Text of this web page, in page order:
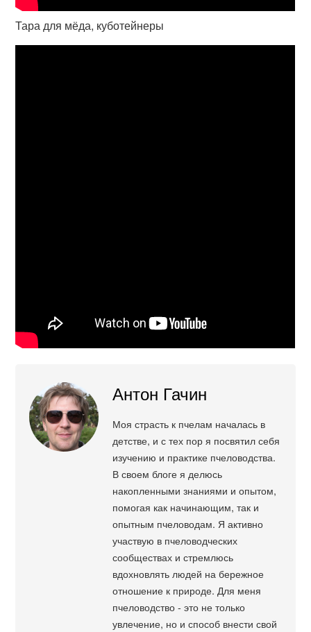
Тара для мёда, куботейнеры
Антон Гачин
Моя страсть к пчелам началась в
детстве, и с тех пор я посвятил себя
изучению и практике пчеловодства.
В своем блоге я делюсь
накопленными знаниями и опытом,
помогая как начинающим, так и
опытным пчеловодам. Я активно
участвую в пчеловодческих
сообществах и стремлюсь
вдохновлять людей на бережное
отношение к природе. Для меня
пчеловодство - это не только
увлечение, но и способ внести свой